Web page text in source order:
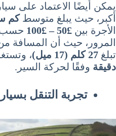
يمكن أيضًا الاعتماد على
أكبر، حيث يبلغ متوسطكم
الأجرة بين £50 – £100
حسب
المرور، حيث أن المسافة
تبلغ 27 كلم (17 ميل) ،
دقيقة وفقًا لحركة السير.
تجربة التنقل